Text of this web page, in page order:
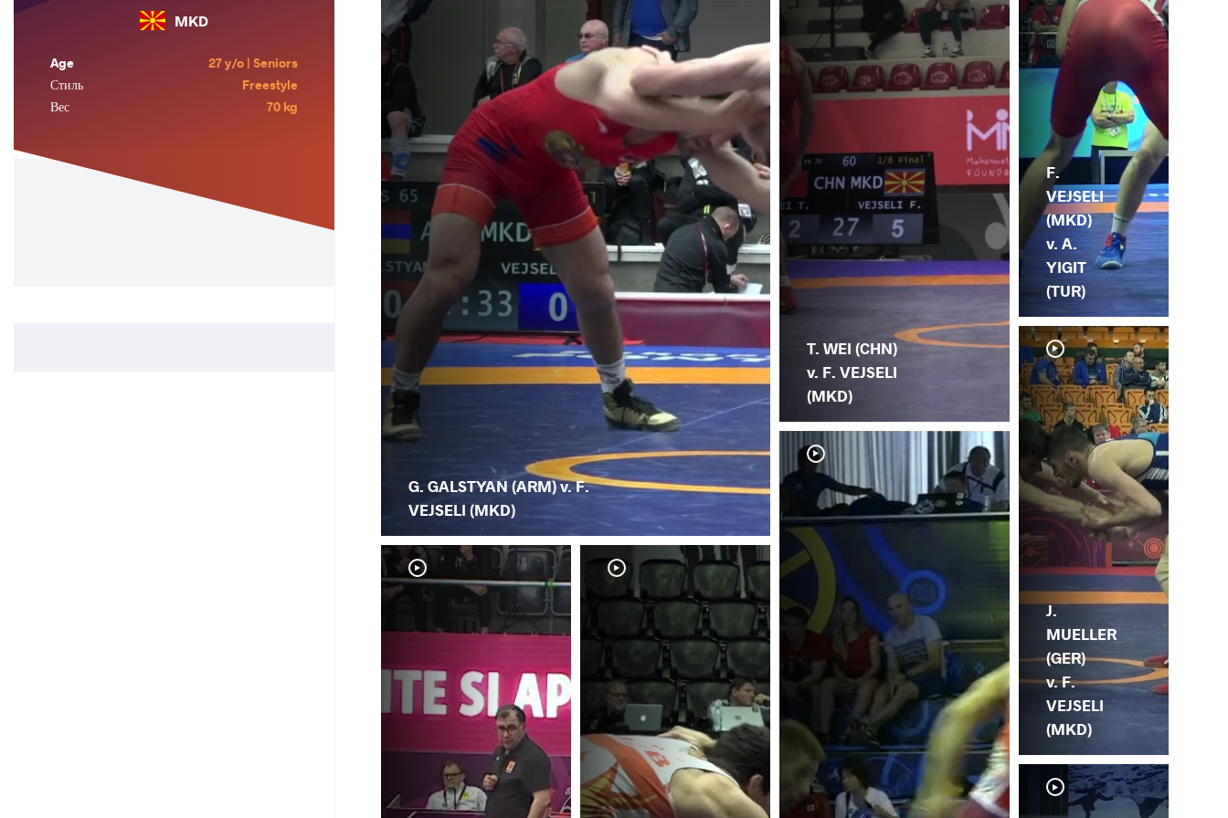
MKD
Age
27 y/o | Seniors
Стиль
Freestyle
Вес
70 kg
G. GALSTYAN (ARM) v. F.
VEJSELI (MKD)
T. WEI (CHN)
v. F. VEJSELI
(MKD)
F.
VEJSELI
(MKD)
v. A.
YIGIT
(TUR)
J.
MUELLER
(GER)
v. F.
VEJSELI
(MKD)